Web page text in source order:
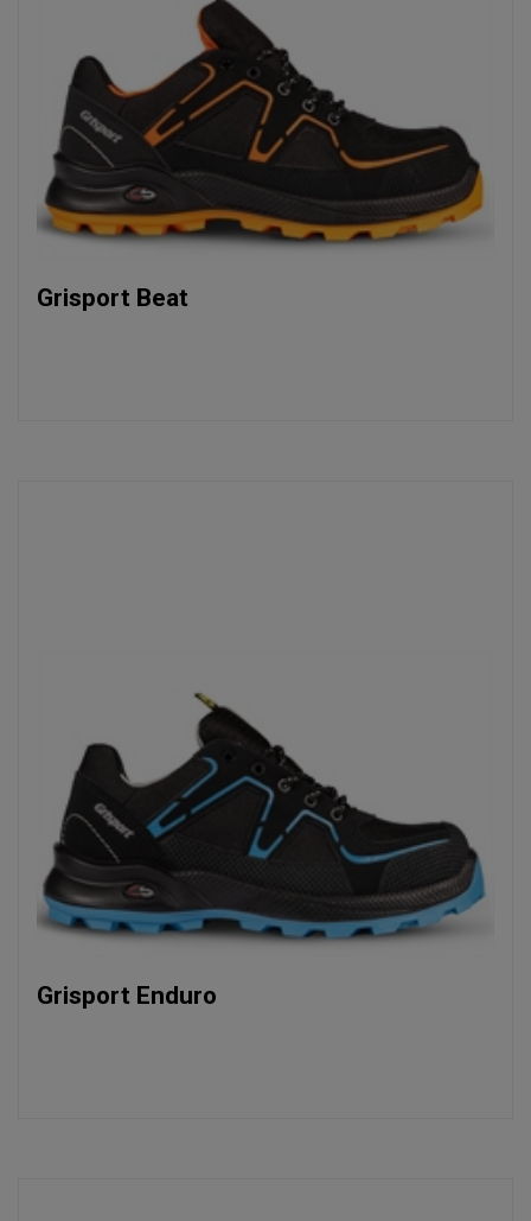
Grisport Beat
Grisport Enduro